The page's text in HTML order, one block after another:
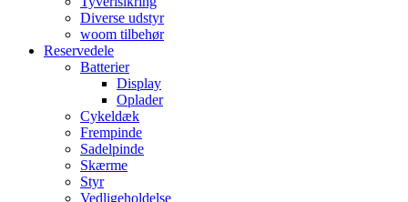
Diverse udstyr
woom tilbehør
Reservedele
Batterier
Display
Oplader
Cykeldæk
Frempinde
Sadelpinde
Skærme
Styr
Vedligeholdelse